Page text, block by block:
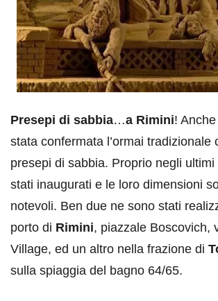
Presepi di sabbia…a Rimini!
stata confermata l’ormai tradizionale
presepi di sabbia. Proprio negli
stati inaugurati e le loro dimensioni
notevoli. Ben due ne sono stati
porto di Rimini, piazzale Boscovich,
Village, ed un altro nella frazione di
sulla spiaggia del bagno 64/65.